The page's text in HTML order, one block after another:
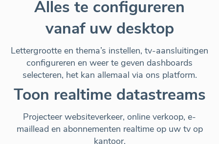
Alles te configureren
vanaf uw desktop
Lettergrootte en thema’s instellen, tv-aansluitingen
configureren en weer te geven dashboards
selecteren, het kan allemaal via ons platform.
Toon realtime datastreams
Projecteer websiteverkeer, online verkoop, e-
maillead en abonnementen realtime op uw tv op
kantoor.